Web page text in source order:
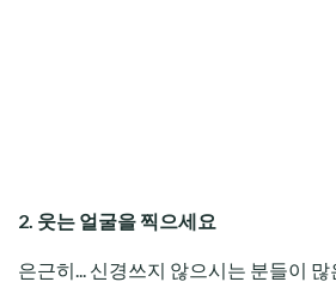
2. 웃는 얼굴을 찍으세요
은근히... 신경쓰지 않으시는 분들이